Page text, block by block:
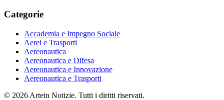
Categorie
Accademia e Impegno Sociale
Aerei e Trasporti
Aereonautica
Aereonautica e Difesa
Aereonautica e Innovazione
Aereonautica e Trasporti
© 2026 Artein Notizie. Tutti i diritti riservati.